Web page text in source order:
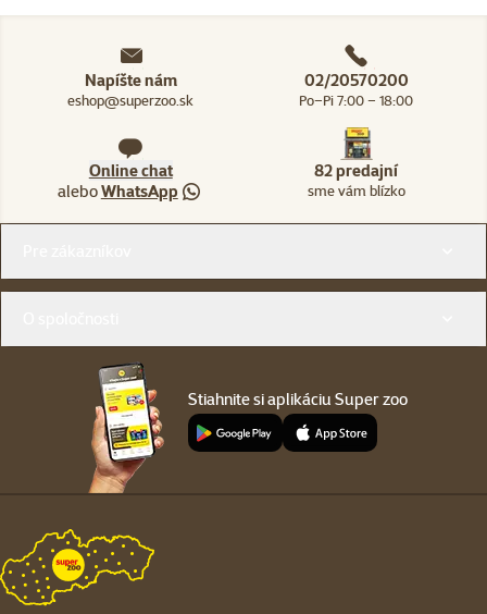
Napíšte nám
eshop@superzoo.sk
02/20570200
Po–Pi 7:00 – 18:00
Online chat
aleboWhatsApp
82 predajní
sme vám blízko
Stiahnite si aplikáciu Super zoo